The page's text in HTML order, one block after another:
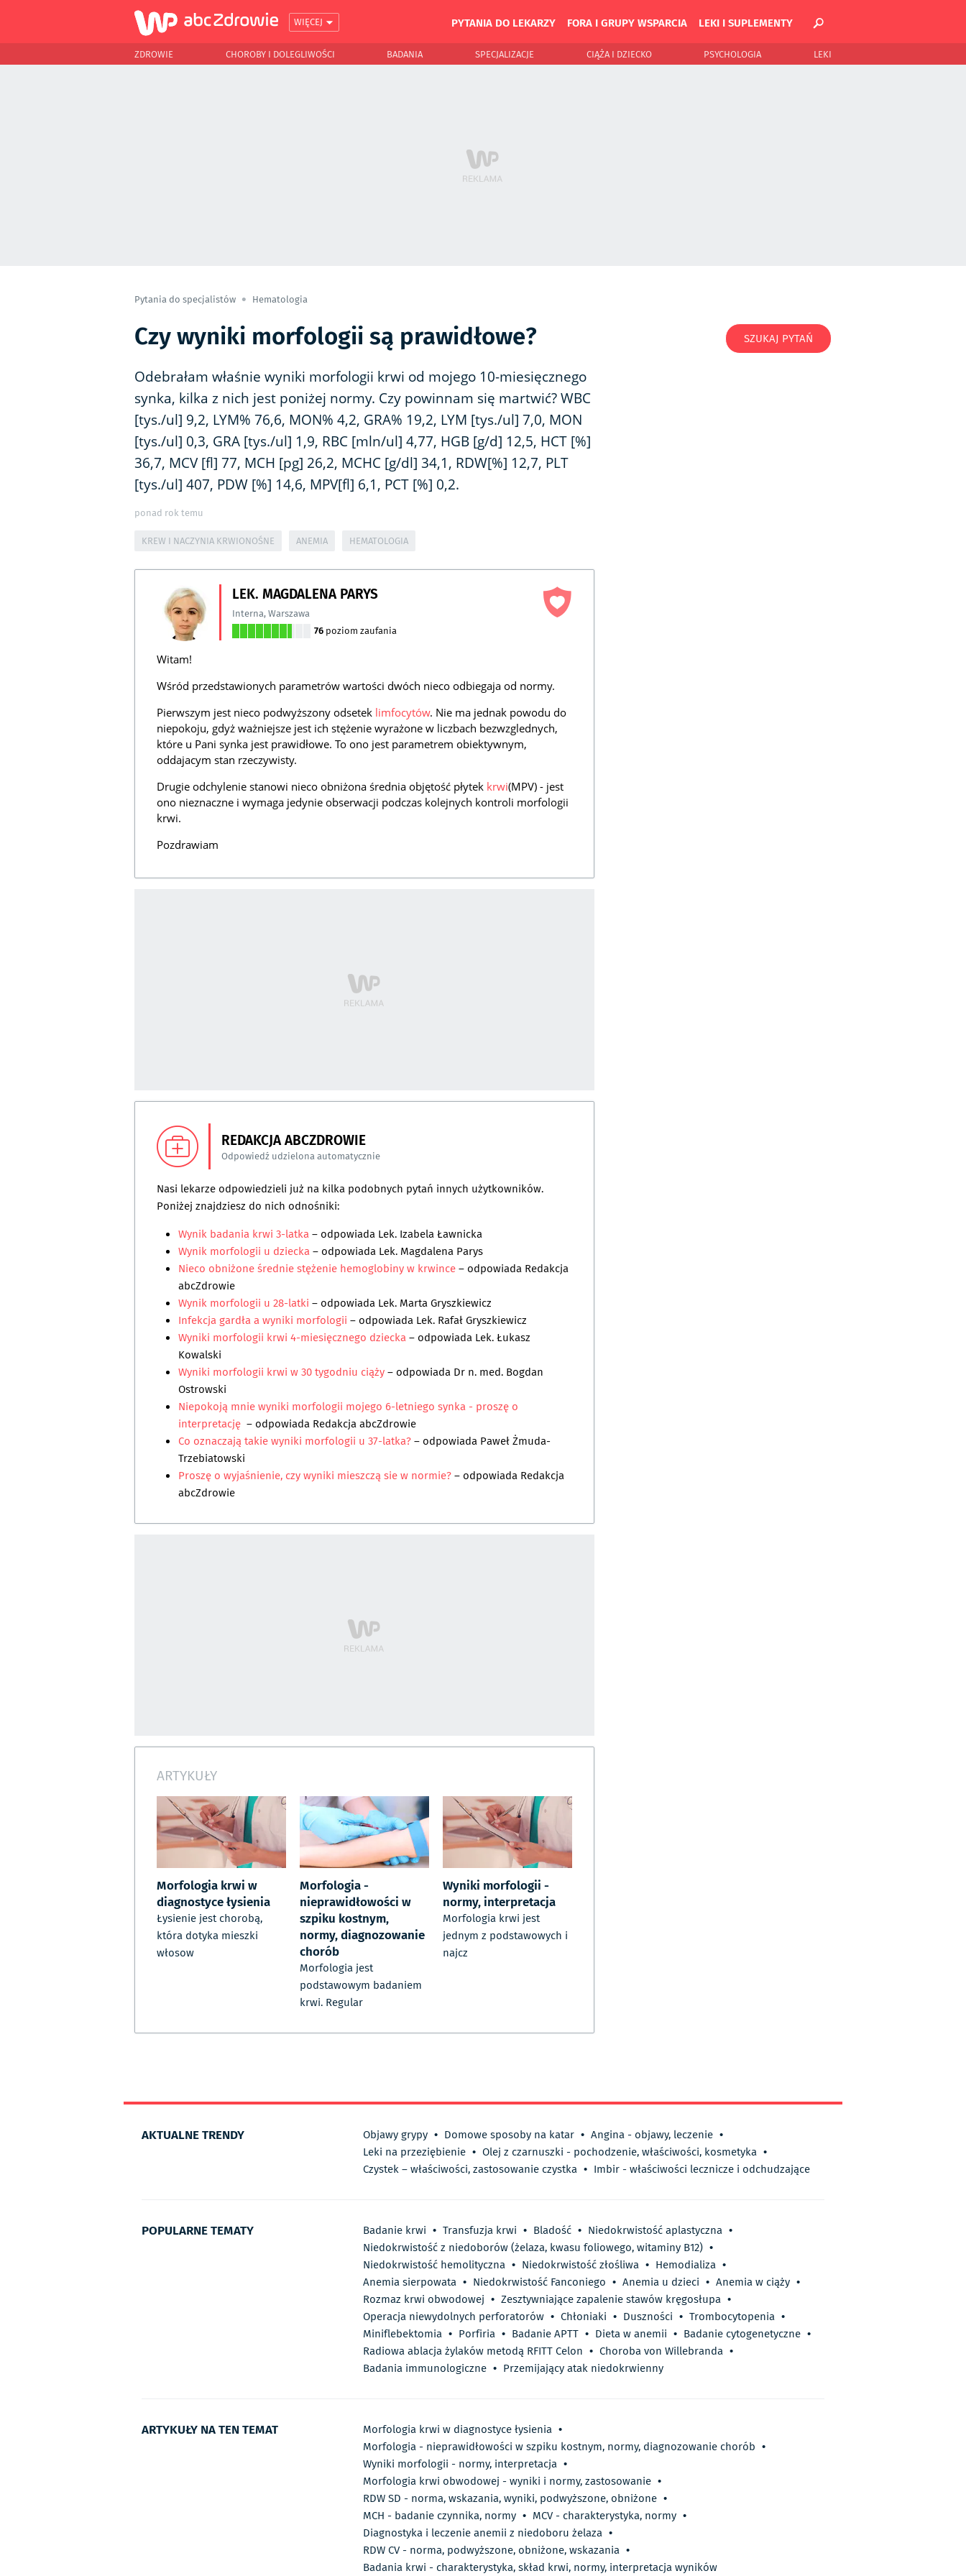
WIĘCEJ PYTANIA DO LEKARZY FORA I GRUPY WSPARCIA LEKI I SUPLEMENTY
ZDROWIE CHOROBY I DOLEGLIWOŚCI BADANIA SPECJALIZACJE CIĄŻA I DZIECKO PSYCHOLOGIA LEKI
Pytania do specjalistów Hematologia
Czy wyniki morfologii są prawidłowe?
Odebrałam właśnie wyniki morfologii krwi od mojego 10-miesięcznego
synka, kilka z nich jest poniżej normy. Czy powinnam się martwić? WBC
[tys./ul] 9,2, LYM% 76,6, MON% 4,2, GRA% 19,2, LYM [tys./ul] 7,0, MON
[tys./ul] 0,3, GRA [tys./ul] 1,9, RBC [mln/ul] 4,77, HGB [g/d] 12,5, HCT [%]
36,7, MCV [fl] 77, MCH [pg] 26,2, MCHC [g/dl] 34,1, RDW[%] 12,7, PLT
[tys./ul] 407, PDW [%] 14,6, MPV[fl] 6,1, PCT [%] 0,2.
ponad rok temu
KREW I NACZYNIA KRWIONOŚNE ANEMIA HEMATOLOGIA
LEK. MAGDALENA PARYS
Interna,Warszawa
76 poziom zaufania
Witam!
Wśród przedstawionych parametrów wartości dwóch nieco odbiegaja od normy.
Pierwszym jest nieco podwyższony odsetek limfocytów. Nie ma jednak powodu do
niepokoju, gdyż ważniejsze jest ich stężenie wyrażone w liczbach bezwzglednych,
które u Pani synka jest prawidłowe. To ono jest parametrem obiektywnym,
oddajacym stan rzeczywisty.
Drugie odchylenie stanowi nieco obniżona średnia objętość płytek krwi(MPV) - jest
ono nieznaczne i wymaga jedynie obserwacji podczas kolejnych kontroli morfologii
krwi.
Pozdrawiam
REDAKCJA ABCZDROWIE
Odpowiedź udzielona automatycznie
Nasi lekarze odpowiedzieli już na kilka podobnych pytań innych użytkowników.
Poniżej znajdziesz do nich odnośniki:
Wynik badania krwi 3-latka– odpowiada Lek. Izabela Ławnicka
Wynik morfologii u dziecka– odpowiada Lek. Magdalena Parys
Nieco obniżone średnie stężenie hemoglobiny w krwince– odpowiada Redakcja
abcZdrowie
Wynik morfologii u 28-latki – odpowiada Lek. Marta Gryszkiewicz
Infekcja gardła a wyniki morfologii – odpowiada Lek. Rafał Gryszkiewicz
Wyniki morfologii krwi 4-miesięcznego dziecka– odpowiada Lek. Łukasz
Kowalski
Wyniki morfologii krwi w 30 tygodniu ciąży– odpowiada Dr n. med. Bogdan
Ostrowski
Niepokoją mnie wyniki morfologii mojego 6-letniego synka - proszę o
interpretację – odpowiada Redakcja abcZdrowie
Co oznaczają takie wyniki morfologii u 37-latka?– odpowiada Paweł Żmuda-
Trzebiatowski
Proszę o wyjaśnienie, czy wyniki mieszczą sie w normie?– odpowiada Redakcja
abcZdrowie
ARTYKUŁY
Morfologia krwi w
diagnostyce łysienia
Łysienie jest chorobą,
która dotyka mieszki
włosow
Morfologia -
nieprawidłowości w
szpiku kostnym,
normy, diagnozowanie
chorób
Morfologia jest
podstawowym badaniem
krwi. Regular
Wyniki morfologii -
normy, interpretacja
Morfologia krwi jest
jednym z podstawowych i
najcz
SZUKAJ PYTAŃ
AKTUALNE TRENDY Objawy grypy • Domowe sposoby na katar • Angina - objawy, leczenie •
Leki na przeziębienie • Olej z czarnuszki - pochodzenie, właściwości, kosmetyka •
Czystek – właściwości, zastosowanie czystka • Imbir - właściwości lecznicze i odchudzające
POPULARNE TEMATY Badanie krwi • Transfuzja krwi • Bladość • Niedokrwistość aplastyczna •
Niedokrwistość z niedoborów (żelaza, kwasu foliowego, witaminy B12) •
Niedokrwistość hemolityczna • Niedokrwistość złośliwa • Hemodializa •
Anemia sierpowata • Niedokrwistość Fanconiego • Anemia u dzieci • Anemia w ciąży •
Rozmaz krwi obwodowej • Zesztywniające zapalenie stawów kręgosłupa •
Operacja niewydolnych perforatorów • Chłoniaki • Duszności • Trombocytopenia •
Miniflebektomia • Porfiria • Badanie APTT • Dieta w anemii • Badanie cytogenetyczne •
Radiowa ablacja żylaków metodą RFITT Celon • Choroba von Willebranda •
Badania immunologiczne • Przemijający atak niedokrwienny
ARTYKUŁY NA TEN TEMAT Morfologia krwi w diagnostyce łysienia •
Morfologia - nieprawidłowości w szpiku kostnym, normy, diagnozowanie chorób •
Wyniki morfologii - normy, interpretacja •
Morfologia krwi obwodowej - wyniki i normy, zastosowanie •
RDW SD - norma, wskazania, wyniki, podwyższone, obniżone •
MCH - badanie czynnika, normy • MCV - charakterystyka, normy •
Diagnostyka i leczenie anemii z niedoboru żelaza •
​RDW CV - norma, podwyższone, obniżone, wskazania •
Badania krwi - charakterystyka, skład krwi, normy, interpretacja wyników